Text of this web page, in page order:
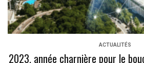
ACTUALITÉS
2023, année charnière pour le